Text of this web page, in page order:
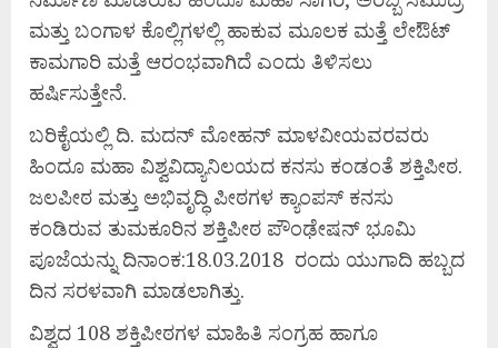
ಮತ್ತು ಬಂಗಾಳ ಕೊಲ್ಲಿಗಳಲ್ಲಿ ಹಾಕುವ ಮೂಲಕ ಮತ್ತೆ ಲೇಔಟ್
ಕಾಮಗಾರಿ ಮತ್ತೆ ಆರಂಭವಾಗಿದೆ ಎಂದು ತಿಳಿಸಲು
ಹರ್ಷಿಸುತ್ತೇನೆ.
ಬರಿಕೈಯಲ್ಲಿ ದಿ. ಮದನ್ ಮೋಹನ್ ಮಾಳವೀಯವರವರು
ಹಿಂದೂ ಮಹಾ ವಿಶ್ವವಿದ್ಯಾನಿಲಯದ ಕನಸು ಕಂಡಂತೆ ಶಕ್ತಿಪೀಠ.
ಜಲಪೀಠ ಮತ್ತು ಅಭಿವೃದ್ಧಿ ಪೀಠಗಳ ಕ್ಯಾಂಪಸ್ ಕನಸು
ಕಂಡಿರುವ ತುಮಕೂರಿನ ಶಕ್ತಿಪೀಠ ಪೌಂಢೇಷನ್ ಭೂಮಿ
ಪೂಜೆಯನ್ನು ದಿನಾಂಕ:18.03.2018 ರಂದು ಯುಗಾದಿ ಹಬ್ಬದ
ದಿನ ಸರಳವಾಗಿ ಮಾಡಲಾಗಿತ್ತು.
ವಿಶ್ವದ 108 ಶಕ್ತಿಪೀಠಗಳ ಮಾಹಿತಿ ಸಂಗ್ರಹ ಹಾಗೂ